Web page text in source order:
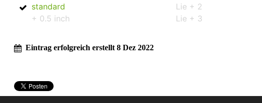
standard
+ 0.5 inch
Lie + 2
Lie + 3
Eintrag erfolgreich erstellt 8 Dez 2022